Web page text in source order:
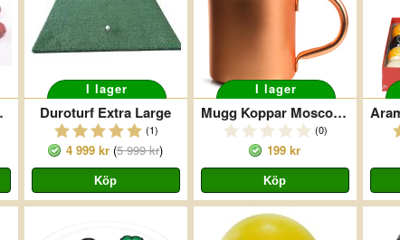
6
I lager
Duroturf Extra Large
(1)
4 999 kr (5 999 kr)
I lager
Mugg Koppar Moscow Mule 37
(0)
199 kr